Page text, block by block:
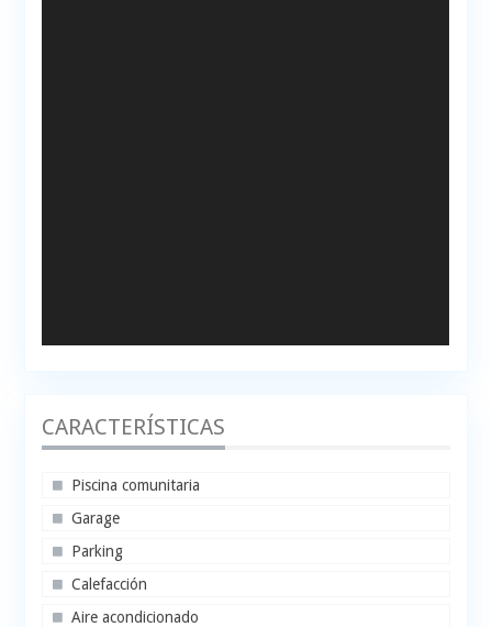
CARACTERÍSTICAS
Piscina comunitaria
Garage
Parking
Calefacción
Aire acondicionado